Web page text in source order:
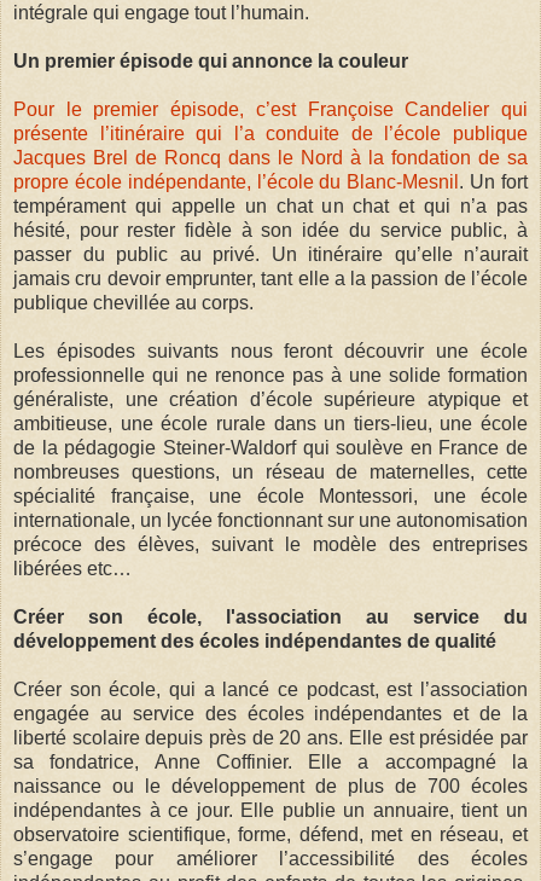
intégrale qui engage tout l’humain.
Un premier épisode qui annonce la couleur
Pour le premier épisode, c’est Françoise Candelier qui
présente l’itinéraire qui l’a conduite de l’école publique
Jacques Brel de Roncq dans le Nord à la fondation de sa
propre école indépendante, l’école du Blanc-Mesnil . Un fort
tempérament qui appelle un chat un chat et qui n’a pas
hésité, pour rester fidèle à son idée du service public, à
passer du public au privé. Un itinéraire qu’elle n’aurait
jamais cru devoir emprunter, tant elle a la passion de l’école
publique chevillée au corps.
Les épisodes suivants nous feront découvrir une école
professionnelle qui ne renonce pas à une solide formation
généraliste, une création d’école supérieure atypique et
ambitieuse, une école rurale dans un tiers-lieu, une école
de la pédagogie Steiner-Waldorf qui soulève en France de
nombreuses questions, un réseau de maternelles, cette
spécialité française, une école Montessori, une école
internationale, un lycée fonctionnant sur une autonomisation
précoce des élèves, suivant le modèle des entreprises
libérées etc…
Créer son école, l'association au service du
développement des écoles indépendantes de qualité
Créer son école, qui a lancé ce podcast, est l’association
engagée au service des écoles indépendantes et de la
liberté scolaire depuis près de 20 ans. Elle est présidée par
sa fondatrice, Anne Coffinier. Elle a accompagné la
naissance ou le développement de plus de 700 écoles
indépendantes à ce jour. Elle publie un annuaire, tient un
observatoire scientifique, forme, défend, met en réseau, et
s’engage pour améliorer l’accessibilité des écoles